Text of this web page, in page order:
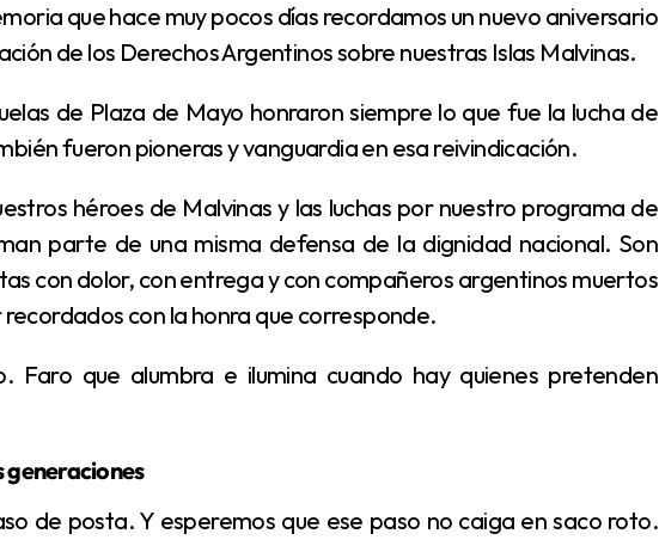
de los Derechos Argentinos sobre nuestras Islas Malvinas.
fueron pioneras y vanguardia en esa reivindicación.
parte de una misma defensa de la dignidad nacional. Son
con dolor, con entrega y con compañeros argentinos muertos
con la honra que corresponde.
generaciones